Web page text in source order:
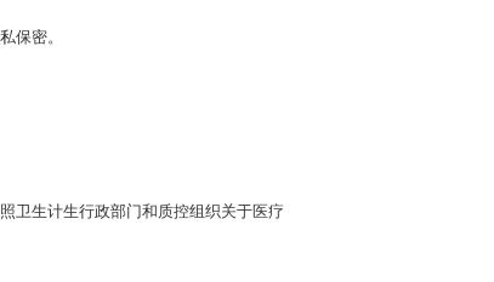
保密。
生计生行政部门和质控组织关于医疗